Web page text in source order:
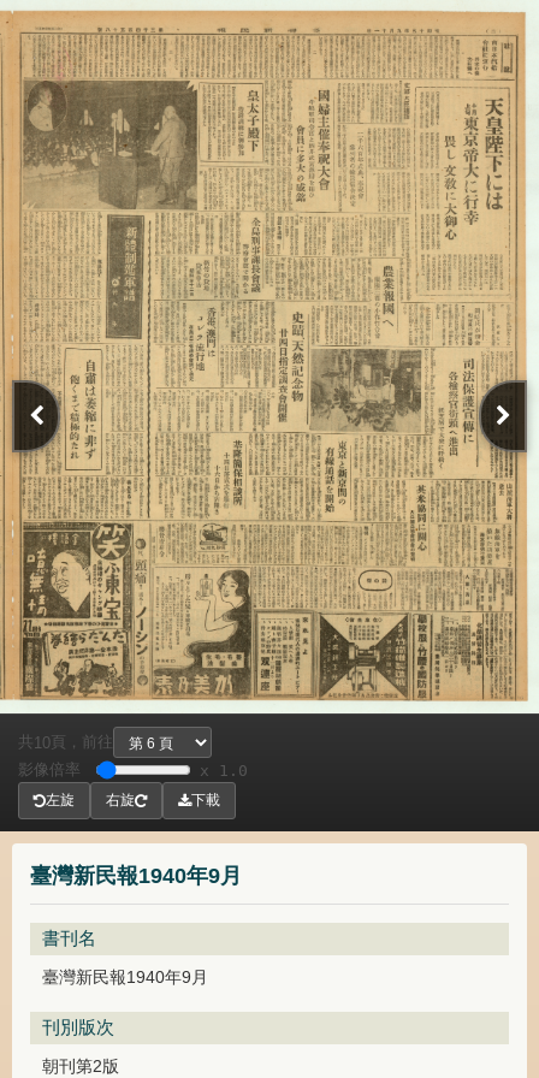
臺灣新民報1940年9月
書刊名
臺灣新民報1940年9月
刊別版次
朝刊第2版
共 10頁， 前往
影像倍率
x 1.0
左旋 右旋 下載